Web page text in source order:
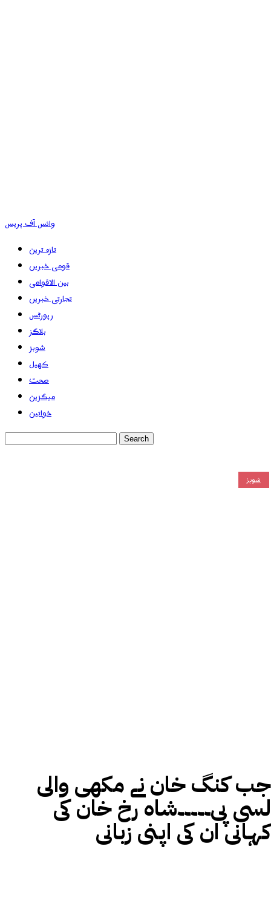
وائس آف پریس
تازہ ترین
قومی خبریں
بین الاقوامی
تجارتی خبریں
رپورٹس
بلاگز
شوبز
کھیل
صحت
میگزین
خواتین
شوبز
جب کنگ خان نے مکھی والی
لسی پی۔۔۔۔۔شاہ رخ خان کی
کہانی ان کی اپنی زبانی